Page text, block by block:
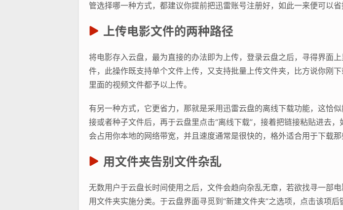
管选择哪一种方式，都建议你提前把迅雷账号注册好，如此一来便可以省
上传电影文件的两种路径
将电影存入云盘，最为直接的办法即为上传，登录云盘之后，寻得界面
件，此操作既支持单个文件上传，又支持批量上传文件夹，比方说你刚
里面的视频文件都予以上传。
有另一种方式，它更省力，那就是采用迅雷云盘的离线下载功能，这恰
接或者种子文件后，再于云盘里点击“离线下载”，接着把链接粘贴进去
会占用你本地的网络带宽，并且速度通常是很快的，格外适合用于下载那
用文件夹告别文件杂乱
无数用户于云盘长时间使用之后，文件会趋向杂乱无章，若欲找寻一部
用文件夹实施分类。于云盘界面寻觅到“新建文件夹”之选项，点击该项